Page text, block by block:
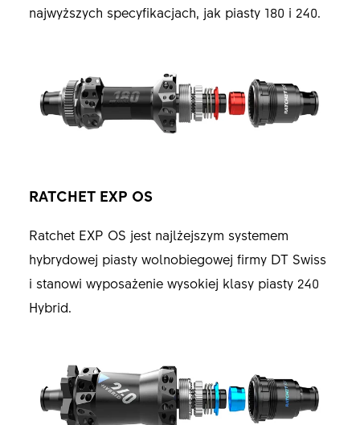
najwyższych specyfikacjach, jak piasty 180 i 240.
RATCHET EXP OS
Ratchet EXP OS jest najlżejszym systemem
hybrydowej piasty wolnobiegowej firmy DT Swiss
i stanowi wyposażenie wysokiej klasy piasty 240
Hybrid.